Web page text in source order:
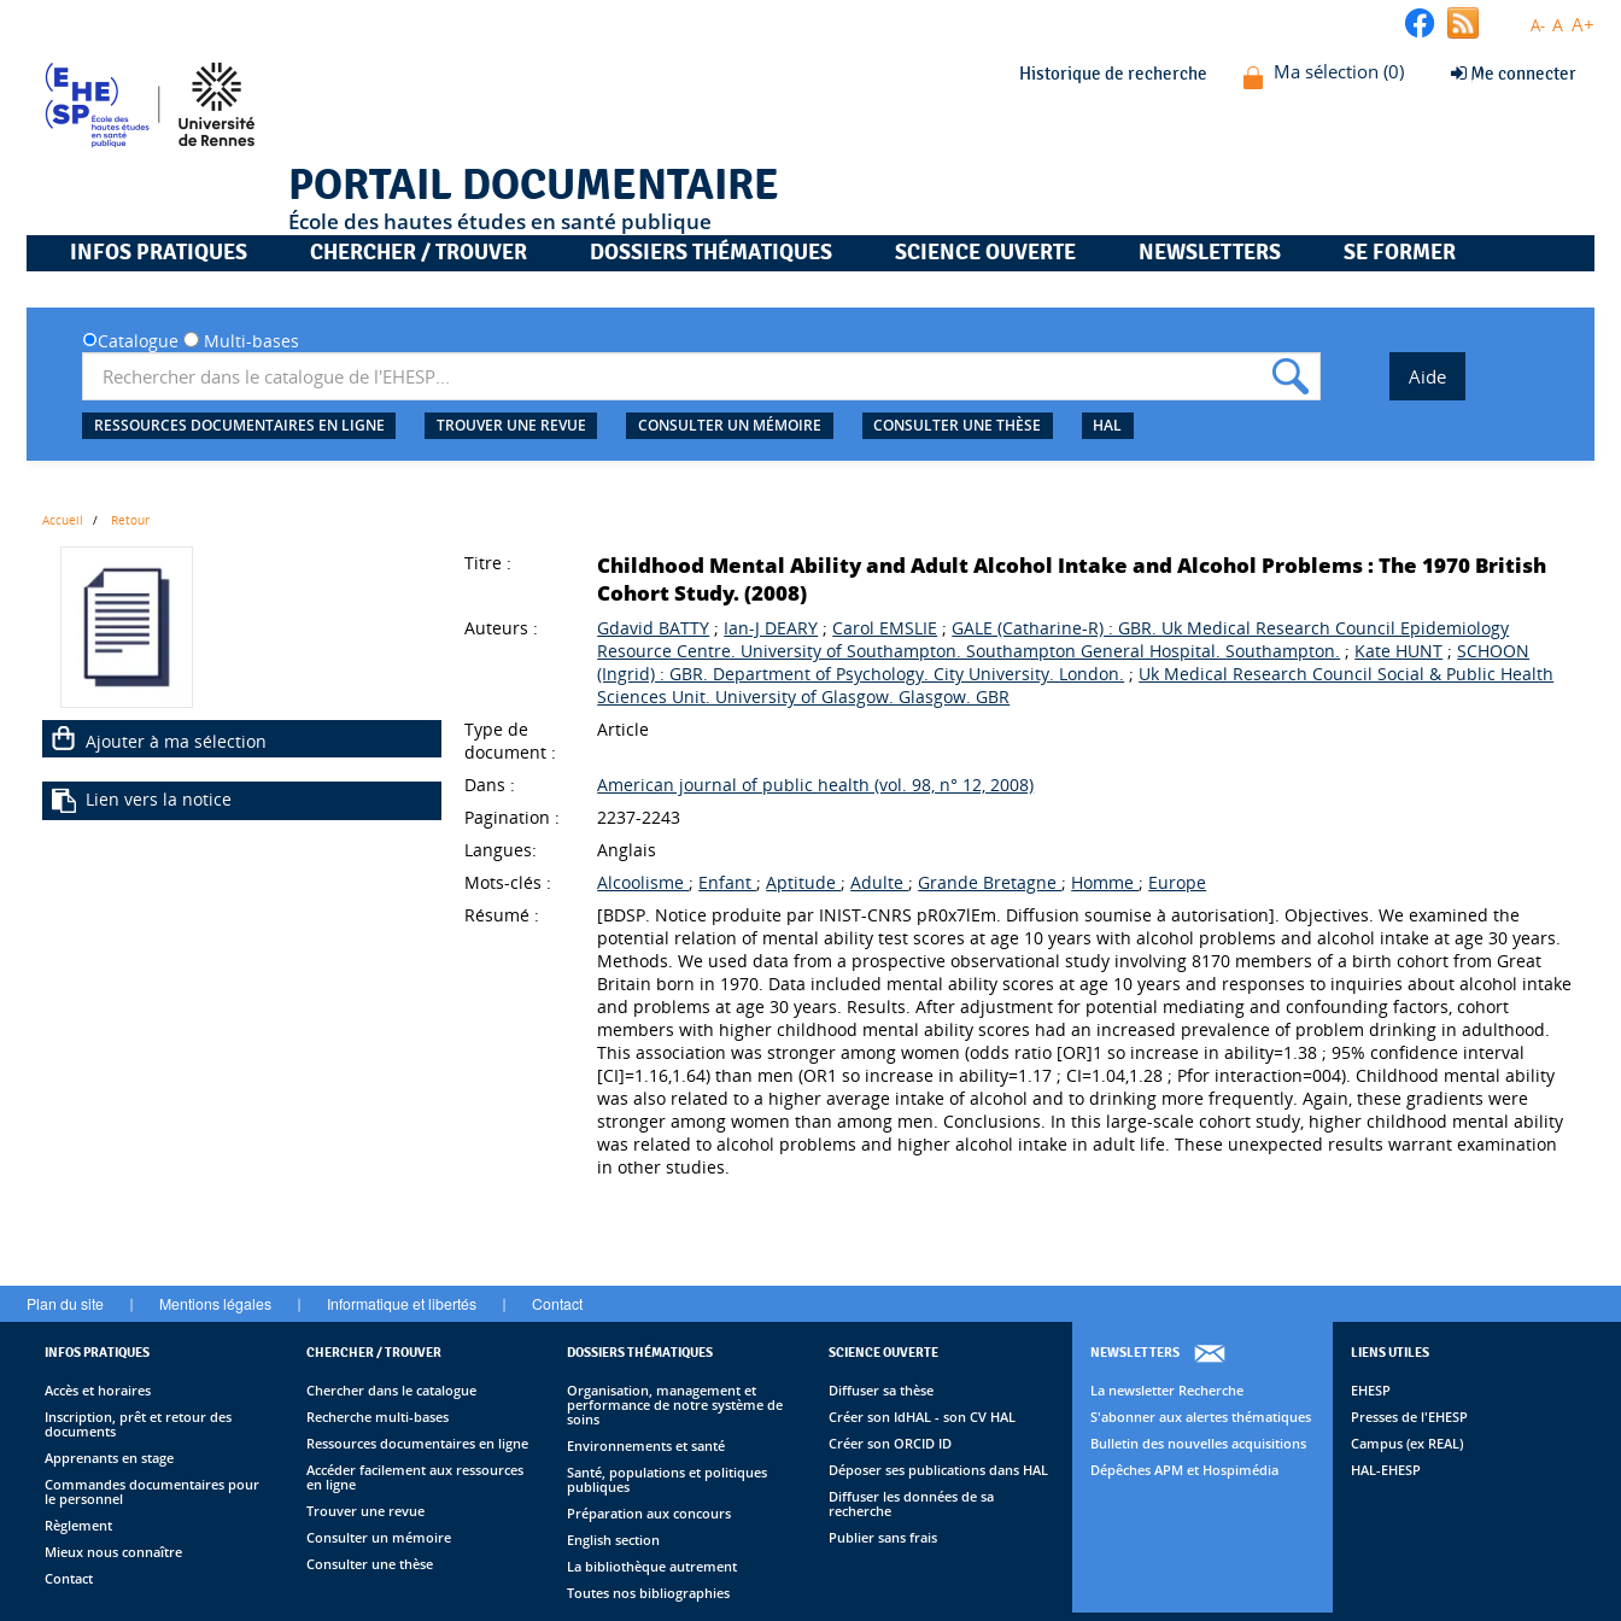
A- A A+
Historique de recherche Me connecter
PORTAIL DOCUMENTAIRE
École des hautes études en santé publique
INFOS PRATIQUES
CHERCHER / TROUVER DOSSIERS THÉMATIQUES SCIENCE OUVERTE NEWSLETTERS SE FORMER
Catalogue Multi-bases
RESSOURCES DOCUMENTAIRES EN LIGNE TROUVER UNE REVUE CONSULTER UN MÉMOIRE CONSULTER UNE THÈSE HAL
Accueil Retour
Ajouter à ma sélection
Lien vers la notice
Titre :
Childhood Mental Ability and Adult Alcohol Intake and Alcohol Problems : The 1970 British
Cohort Study. (2008)
Auteurs : Gdavid BATTY ; Ian-J DEARY ;Carol EMSLIE ;GALE (Catharine-R) : GBR. Uk Medical Research Council Epidemiology
Resource Centre. University of Southampton. Southampton General Hospital. Southampton. ; Kate HUNT ;SCHOON
(Ingrid) : GBR. Department of Psychology. City University. London. ; Uk Medical Research Council Social & Public Health
Sciences Unit. University of Glasgow. Glasgow. GBR
Type de
document :
Article
Dans :
American journal of public health (vol. 98, n° 12, 2008)
Pagination :
2237-2243
Langues:
Anglais
Mots-clés :
Alcoolisme ; Enfant ; Aptitude ; Adulte ; Grande Bretagne ; Homme ; Europe
Résumé :
[BDSP. Notice produite par INIST-CNRS pR0x7lEm. Diffusion soumise à autorisation]. Objectives. We examined the
potential relation of mental ability test scores at age 10 years with alcohol problems and alcohol intake at age 30 years.
Methods. We used data from a prospective observational study involving 8170 members of a birth cohort from Great
Britain born in 1970. Data included mental ability scores at age 10 years and responses to inquiries about alcohol intake
and problems at age 30 years. Results. After adjustment for potential mediating and confounding factors, cohort
members with higher childhood mental ability scores had an increased prevalence of problem drinking in adulthood.
This association was stronger among women (odds ratio [OR]1 so increase in ability=1.38 ; 95% confidence interval
[CI]=1.16,1.64) than men (OR1 so increase in ability=1.17 ; CI=1.04,1.28 ; Pfor interaction=004). Childhood mental ability
was also related to a higher average intake of alcohol and to drinking more frequently. Again, these gradients were
stronger among women than among men. Conclusions. In this large-scale cohort study, higher childhood mental ability
was related to alcohol problems and higher alcohol intake in adult life. These unexpected results warrant examination
in other studies.
Plan du site | Mentions légales | Informatique et libertés | Contact
INFOS PRATIQUES
Accès et horaires
Inscription, prêt et retour des
documents
Apprenants en stage
Commandes documentaires pour
le personnel
Règlement
Mieux nous connaître
Contact
CHERCHER / TROUVER
Chercher dans le catalogue
Recherche multi-bases
Ressources documentaires en ligne
Accéder facilement aux ressources
en ligne
Trouver une revue
Consulter un mémoire
Consulter une thèse
DOSSIERS THÉMATIQUES
Organisation, management et
performance de notre système de
soins
Environnements et santé
Santé, populations et politiques
publiques
Préparation aux concours
English section
La bibliothèque autrement
Toutes nos bibliographies
SCIENCE OUVERTE
Diffuser sa thèse
Créer son IdHAL - son CV HAL
Créer son ORCID ID
Déposer ses publications dans HAL
Diffuser les données de sa
recherche
Publier sans frais
NEWSLETTERS
La newsletter Recherche
S'abonner aux alertes thématiques
Bulletin des nouvelles acquisitions
Dépêches APM et Hospimédia
LIENS UTILES
EHESP
Presses de l'EHESP
Campus (ex REAL)
HAL-EHESP